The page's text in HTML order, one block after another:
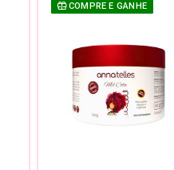
COMPRE E GANHE